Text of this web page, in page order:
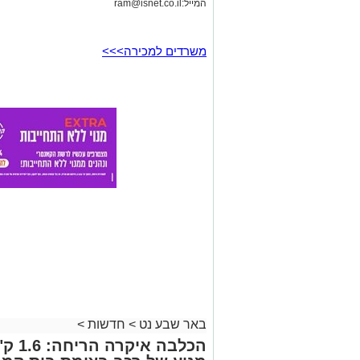
המייל: ram@isnet.co.il
משרדים למכירה>>>
באר שבע נט > חדשות >